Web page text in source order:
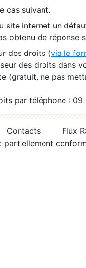
cas suivant.
site internet un
obtenu de réponse
des droits (via le
des droits dans
(gratuit, ne pas
par téléphone :
Contacts
Flux
partiellement